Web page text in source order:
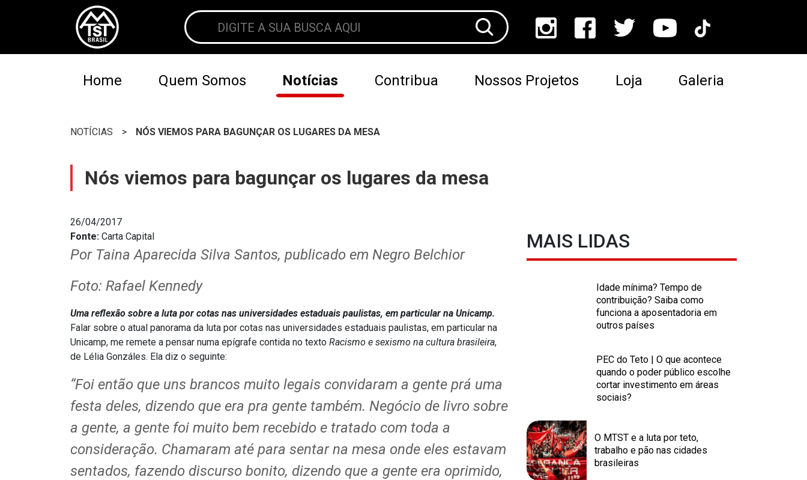
Home Quem Somos Notícias Contribua Nossos Projetos Loja Galeria
NOTÍCIAS > NÓS VIEMOS PARA BAGUNÇAR OS LUGARES DA MESA
Nós viemos para bagunçar os lugares da mesa
26/04/2017
Fonte: Carta Capital
Por Taina Aparecida Silva Santos, publicado em Negro Belchior
Foto: Rafael Kennedy
Uma reflexão sobre a luta por cotas nas universidades estaduais paulistas, em particular na Unicamp.
Falar sobre o atual panorama da luta por cotas nas universidades estaduais paulistas, em particular na
Unicamp, me remete a pensar numa epígrafe contida no texto Racismo e sexismo na cultura brasileira,
de Lélia Gonzáles. Ela diz o seguinte:
“Foi então que uns brancos muito legais convidaram a gente prá uma
festa deles, dizendo que era pra gente também. Negócio de livro sobre
a gente, a gente foi muito bem recebido e tratado com toda a
consideração. Chamaram até para sentar na mesa onde eles estavam
sentados, fazendo discurso bonito, dizendo que a gente era oprimido,
MAIS LIDAS
Idade mínima? Tempo de
contribuição? Saiba como
funciona a aposentadoria em
outros países
PEC do Teto | O que acontece
quando o poder público escolhe
cortar investimento em áreas
sociais?
O MTST e a luta por teto,
trabalho e pão nas cidades
brasileiras